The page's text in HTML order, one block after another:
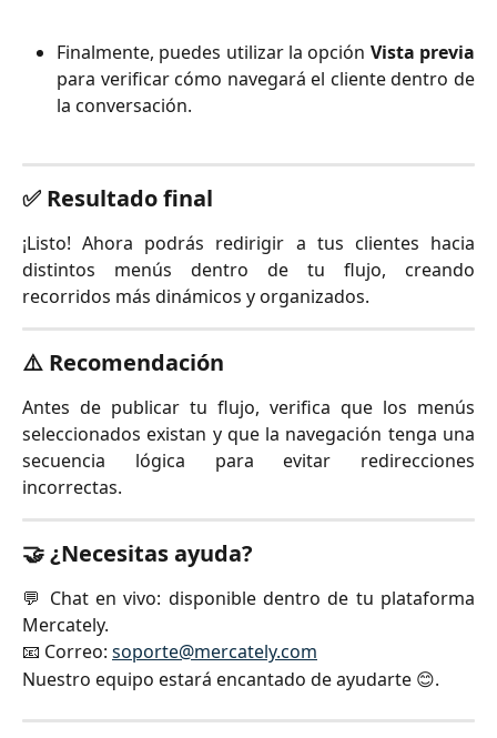
Finalmente, puedes utilizar la opción Vista previa
para verificar cómo navegará el cliente dentro de
la conversación.
✅ Resultado final
¡Listo! Ahora podrás redirigir a tus clientes hacia
distintos menús dentro de tu flujo, creando
recorridos más dinámicos y organizados.
⚠️ Recomendación
Antes de publicar tu flujo, verifica que los menús
seleccionados existan y que la navegación tenga una
secuencia lógica para evitar redirecciones
incorrectas.
🤝 ¿Necesitas ayuda?
💬 Chat en vivo: disponible dentro de tu plataforma
Mercately.
📧 Correo: soporte@mercately.com
Nuestro equipo estará encantado de ayudarte 😊.